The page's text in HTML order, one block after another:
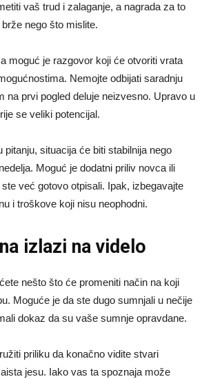
vaš trud i zalaganje, a nagrada za to
nego što mislite.
moguć je razgovor koji će otvoriti vrata
Nemojte odbijati saradnju
na prvi pogled deluje neizvesno. Upravo u
se veliki potencijal.
pitanju, situacija će biti stabilnija nego
Moguć je dodatni priliv novca ili
već gotovo otpisali. Ipak, izbegavajte
i troškove koji nisu neophodni.
izlazi na videlo
nešto što će promeniti način na koji
Moguće je da ste dugo sumnjali u nečije
dokaz da su vaše sumnje opravdane.
priliku da konačno vidite stvari
jesu. Iako vas ta spoznaja može